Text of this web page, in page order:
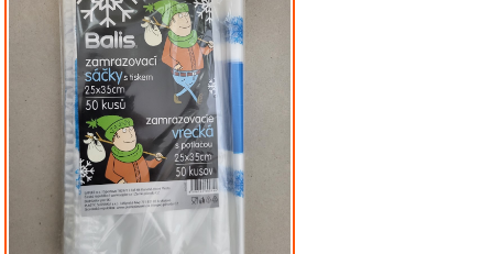
program
hygiena
Dekorácie
Domáce
potreby